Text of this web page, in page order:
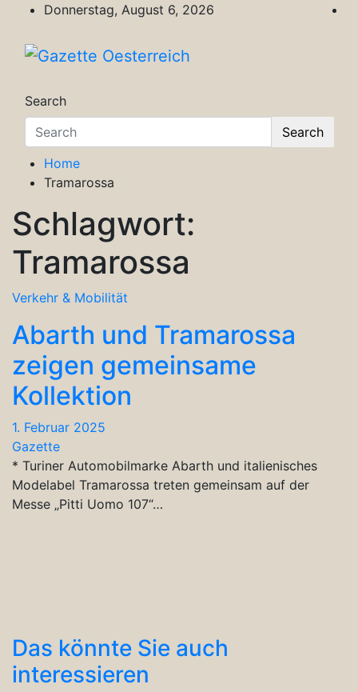
content
Donnerstag, August 6, 2026
Search
Search
Home
Tramarossa
Schlagwort:
Tramarossa
Verkehr & Mobilität
Abarth und Tramarossa
zeigen gemeinsame
Kollektion
1. Februar 2025
Gazette
* Turiner Automobilmarke Abarth und italienisches
Modelabel Tramarossa treten gemeinsam auf der
Messe „Pitti Uomo 107“…
Das könnte Sie auch
interessieren